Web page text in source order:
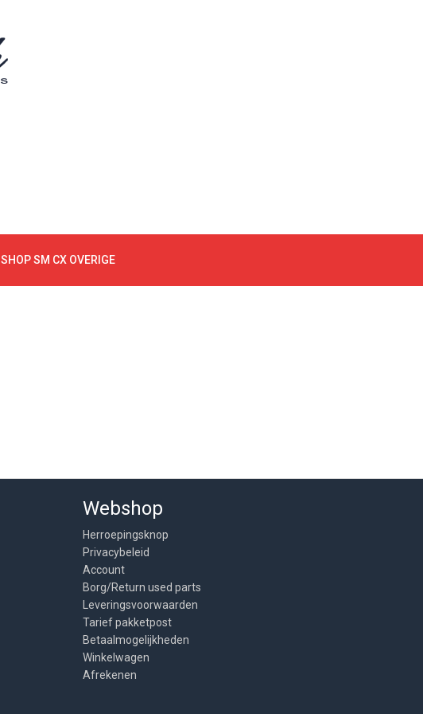
SHOP SM CX OVERIGE
Webshop
Herroepingsknop
Privacybeleid
Account
Borg/Return used parts
Leveringsvoorwaarden
Tarief pakketpost
Betaalmogelijkheden
Winkelwagen
Afrekenen